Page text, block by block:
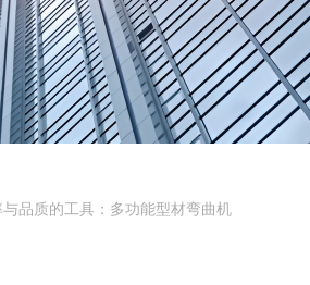
品质的工具：多功能型材弯曲机